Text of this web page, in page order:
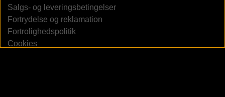
Salgs- og leveringsbetingelser
Fortrydelse og reklamation
Fortrolighedspolitik
Cookies